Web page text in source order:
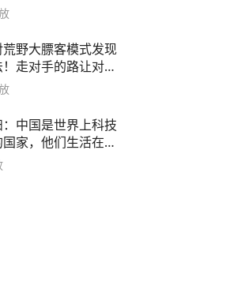
野大膘客模式发现
走对手的路让对手
：中国是世界上科技
家，他们生活在